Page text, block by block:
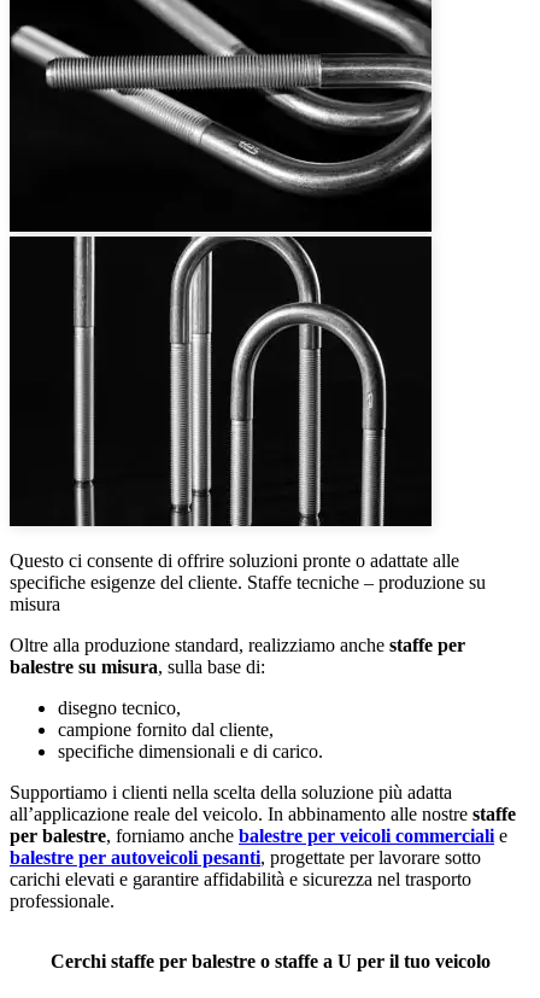
Questo ci consente di offrire soluzioni pronte o adattate alle
specifiche esigenze del cliente. Staffe tecniche – produzione su
misura
Oltre alla produzione standard, realizziamo anche staffe per
balestre su misura, sulla base di:
disegno tecnico,
campione fornito dal cliente,
specifiche dimensionali e di carico.
Supportiamo i clienti nella scelta della soluzione più adatta
all’applicazione reale del veicolo. In abbinamento alle nostre staffe
per balestre, forniamo anche balestre per veicoli commerciali e
balestre per autoveicoli pesanti, progettate per lavorare sotto
carichi elevati e garantire affidabilità e sicurezza nel trasporto
professionale.
Cerchi staffe per balestreo staffe a U per il tuo veicolo